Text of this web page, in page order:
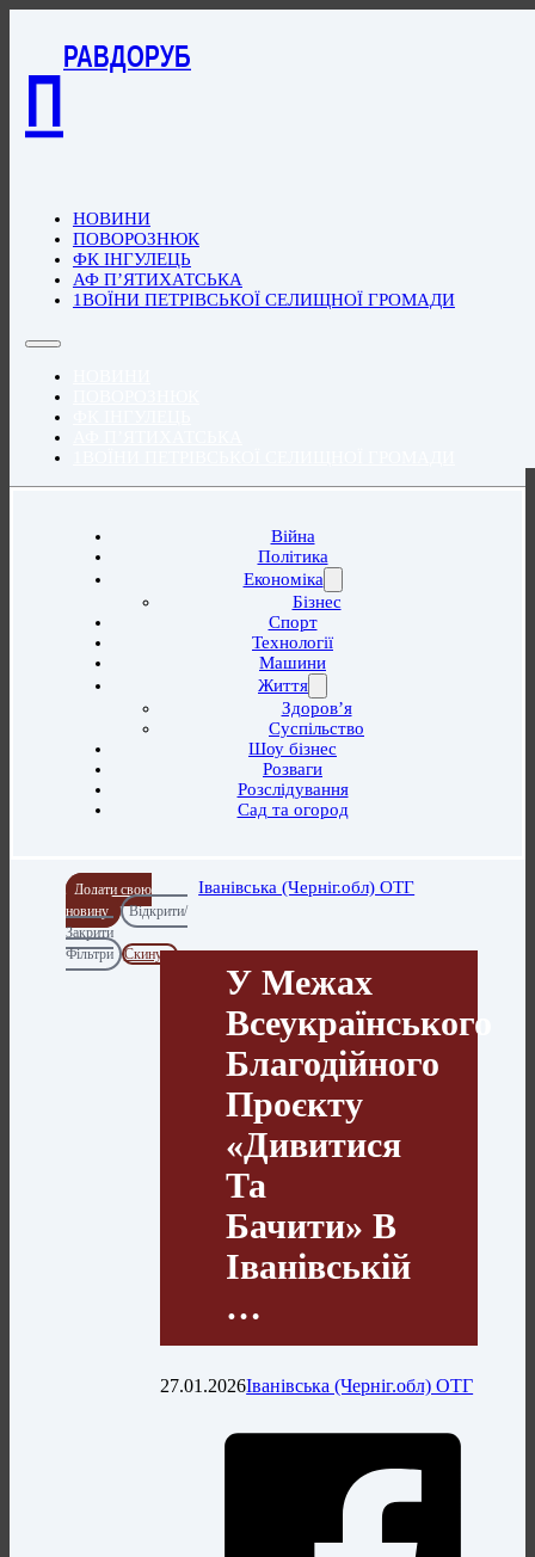
П
РАВДОРУБ
НОВИНИ
ПОВОРОЗНЮК
ФК ІНГУЛЕЦЬ
АФ П’ЯТИХАТСЬКА
1ВОЇНИ ПЕТРІВСЬКОЇ СЕЛИЩНОЇ ГРОМАДИ
Війна
Політика
Економіка
Бізнес
Спорт
Технології
Машини
Життя
Здоров’я
Суспільство
Шоу бізнес
Розваги
Розслідування
Сад та огород
Додати свою
новину
Відкрити/
Закрити
Фільтри
Скинути
Іванівська (Черніг.обл) ОТГ
У Межах
Всеукраїнського
Благодійного
Проєкту
«Дивитися
Та
Бачити» В
Іванівській
…
27.01.2026Іванівська (Черніг.обл) ОТГ